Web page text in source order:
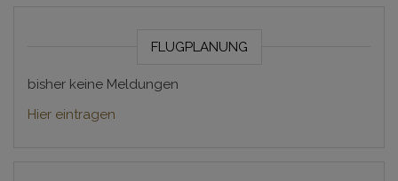
FLUGPLANUNG
bisher keine Meldungen
Hier eintragen